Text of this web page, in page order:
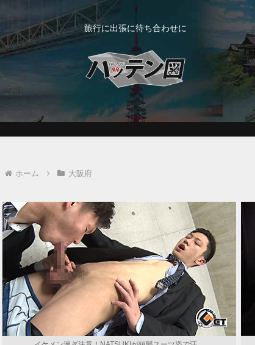
旅行に出張に待ち合わせに
ホーム 大阪府